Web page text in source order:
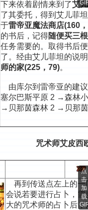
下来依着剧情来到了艾
了其委托，得到艾儿菲
于雷帝亚魔法商店(160
的书后，记得随便买三
任务需要的。取得书后
了。经由艾儿菲坦的说
师的家(225，79)。
由库尔到雷帝亚的建
塞尔巴斯平原 2 →森林
→贝那茵森林 2 →贝那
咒术师艾皮西
点
击
加
载
再到传送点左上的一
会说若要进行占卜，
大的咒术师的占卜后，